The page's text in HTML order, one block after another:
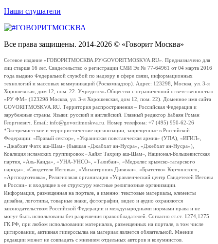
Наши слушатели
Все права защищены. 2014-2026 © «Говорит Москва»
Сетевое издание «ГОВОРИТМОСКВА.РУ/GOVORITMOSKVA.RU». Предназначено для
лиц старше 16 лет. Свидетельство о регистрации СМИ Эл № 77-64961 от 04 марта 2016
года выдано Федеральной службой по надзору в сфере связи, информационных
технологий и массовых коммуникаций (Роскомнадзор). Адрес: 123298, Москва, ул. 3-я
Хорошевская, дом 12, пом. 22. Учредитель Общество с ограниченной ответственностью
«РУ ФМ» (123298 Москва, ул. 3-я Хорошевская, дом 12, пом. 22). Доменное имя сайта
GOVORITMOSKVA.RU. Территория распространения – Российская Федерация и
зарубежные страны. Языки: русский и английский. Главный редактор Бабаян Роман
Георгиевич. Email: info@govoritmoskva.ru. Номер телефона: +7 (495) 950-62-26
*Экстремистские и террористические организации, запрещенные в Российской
Федерации: «Правый сектор», «Украинская повстанческая армия» (УПА), «ИГИЛ»,
«Джабхат Фатх аш-Шам» (бывшая «Джабхат ан-Нусра», «Джебхат ан-Нусра»),
Коалиция исламских группировок «Хайят Тахрир аш-Шам», Национал-Большевистская
партия, «Аль-Каида», «УНА-УНСО», «Талибан», «Меджлис крымско-татарского
народа», «Свидетели Иеговы», «Мизантропик Дивижн», «Братство» Корчинского,
«Артподготовка», Религиозная организация «Управленческий центр Свидетелей Иеговы
в России» и входящие в ее структуру местные религиозные организации.
Информация, размещенная на портале, а именно: текстовые материалы, элементы
дизайна, логотипы, товарные знаки, фотографии, видео и аудио охраняются
законодательством Российской Федерации и международными нормами права и не
могут быть использованы без разрешения правообладателей. Согласно ст.ст. 1274,1275
ГК РФ, при любом использовании материалов, размещенных на портале, в том числе
цитировании, активная гиперссылка на материал является обязательной. Мнение
редакции может не совпадать с мнением отдельных авторов и колумнистов.